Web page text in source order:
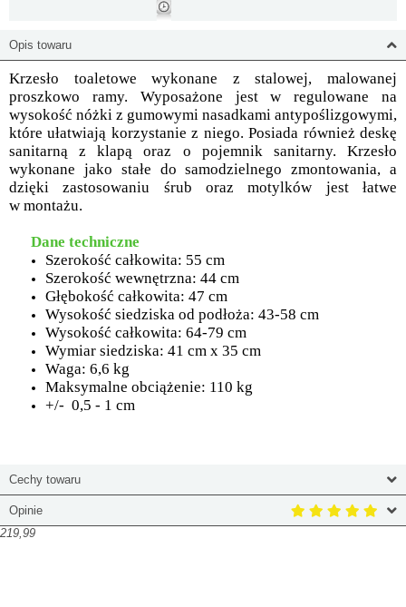
Opis towaru
Krzesło toaletowe wykonane z stalowej, malowanej
proszkowo ramy. Wyposażone jest w regulowane na
wysokość nóżki z gumowymi nasadkami antypoślizgowymi,
które ułatwiają korzystanie z niego. Posiada również deskę
sanitarną z klapą oraz o pojemnik sanitarny. Krzesło
wykonane jako stałe do samodzielnego zmontowania, a
dzięki zastosowaniu śrub oraz motylków jest łatwe
w montażu.
Dane techniczne
Szerokość całkowita: 55 cm
Szerokość wewnętrzna: 44 cm
Głębokość całkowita: 47 cm
Wysokość siedziska od podłoża: 43-58 cm
Wysokość całkowita: 64-79 cm
Wymiar siedziska: 41 cm x 35 cm
Waga: 6,6 kg
Maksymalne obciążenie: 110 kg
+/- 0,5 - 1 cm
Cechy towaru
Opinie
219,99